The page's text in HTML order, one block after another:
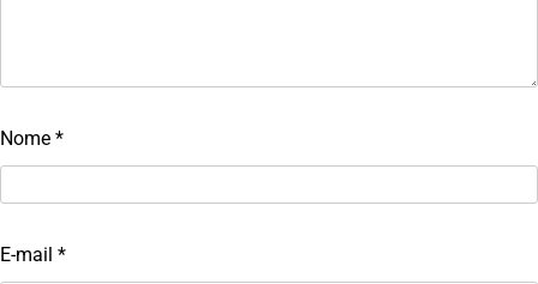
Nome *
E-mail *